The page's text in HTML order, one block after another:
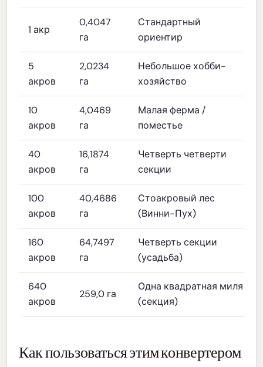
1 акр
0,4047
га
Стандартный
ориентир
5
акров
2,0234
га
Небольшое хобби-
хозяйство
10
акров
4,0469
га
Малая ферма /
поместье
40
акров
16,1874
га
Четверть четверти
секции
100
акров
40,4686
га
Стоакровый лес
(Винни-Пух)
160
акров
64,7497
га
Четверть секции
(усадьба)
640
акров
259,0 га
Одна квадратная миля
(секция)
Как пользоваться этим конвертером